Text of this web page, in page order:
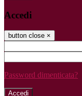
Accedi
button close ×
Password dimenticata?